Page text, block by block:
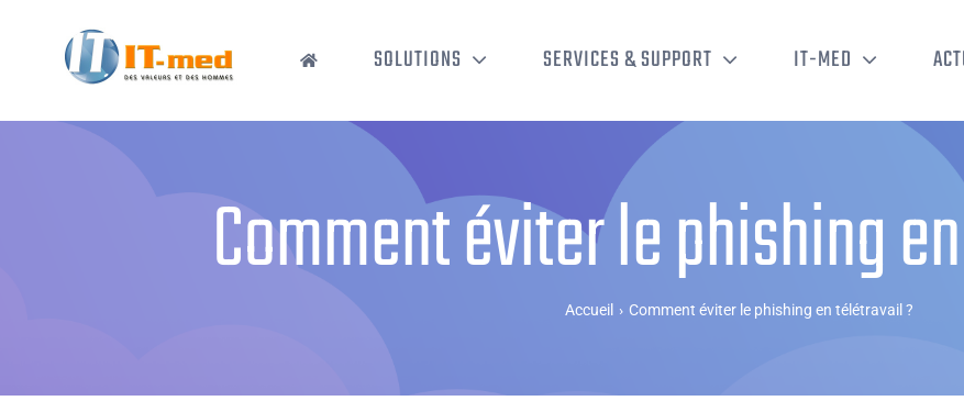
SOLUTIONS SERVICES & SUPPORT IT-MED
Comment éviter le phishing
Accueil › Comment éviter le phishing en télétravail ?